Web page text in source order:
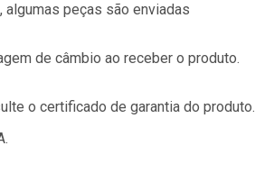
algumas peças são enviadas
de câmbio ao receber o produto.
o certificado de garantia do produto.